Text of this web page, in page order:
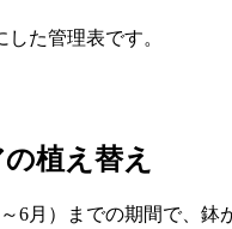
た管理表です。
植え替え
6月）までの期間で、鉢